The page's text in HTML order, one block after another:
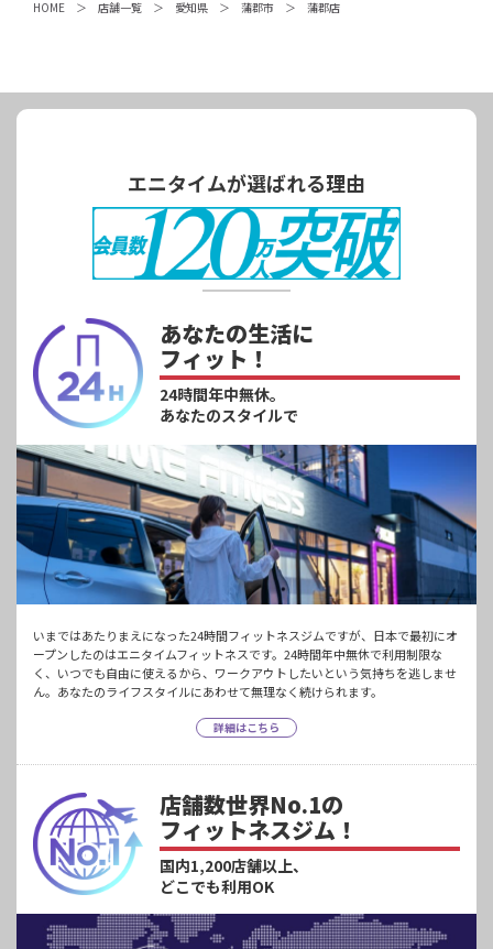
HOME 店舗一覧 愛知県 蒲郡市 蒲郡店
エニタイムが選ばれる理由
あなたの生活に
フィット！
24時間年中無休。
あなたのスタイルで
いまではあたりまえになった24時間フィットネスジムですが、日本で最初にオ
ープンしたのはエニタイムフィットネスです。24時間年中無休で利用制限な
く、いつでも自由に使えるから、ワークアウトしたいという気持ちを逃しませ
ん。あなたのライフスタイルにあわせて無理なく続けられます。
詳細はこちら
店舗数世界No.1の
フィットネスジム！
国内1,200店舗以上、
どこでも利用OK